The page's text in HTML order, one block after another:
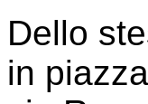
Dello
in